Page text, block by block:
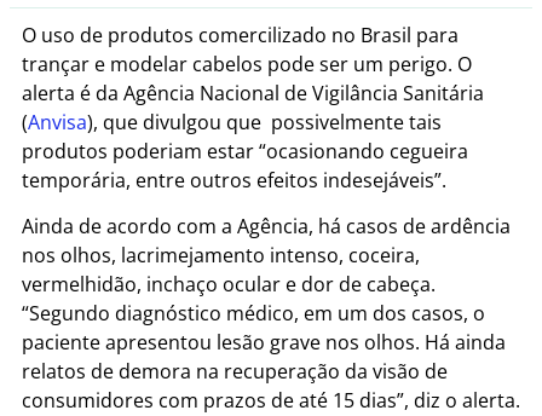
O uso de produtos comercilizado no Brasil para
trançar e modelar cabelos pode ser um perigo. O
alerta é da Agência Nacional de Vigilância Sanitária
(Anvisa), que divulgou que possivelmente tais
produtos poderiam estar “ocasionando cegueira
temporária, entre outros efeitos indesejáveis”.
Ainda de acordo com a Agência, há casos de ardência
nos olhos, lacrimejamento intenso, coceira,
vermelhidão, inchaço ocular e dor de cabeça.
“Segundo diagnóstico médico, em um dos casos, o
paciente apresentou lesão grave nos olhos. Há ainda
relatos de demora na recuperação da visão de
consumidores com prazos de até 15 dias”, diz o alerta.